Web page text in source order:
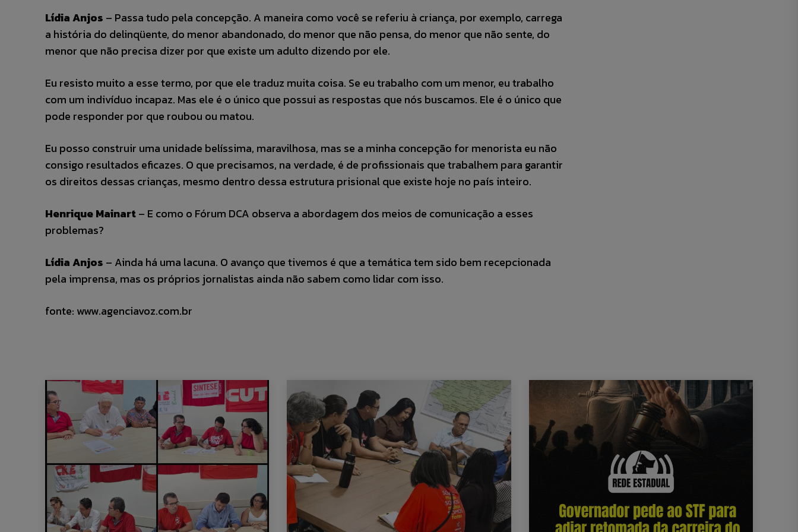
Lídia Anjos – Passa tudo pela concepção. A maneira como você se referiu à criança, por exemplo, carrega
a história do delinqüente, do menor abandonado, do menor que não pensa, do menor que não sente, do
menor que não precisa dizer por que existe um adulto dizendo por ele.
Eu resisto muito a esse termo, por que ele traduz muita coisa. Se eu trabalho com um menor, eu trabalho
com um indivíduo incapaz. Mas ele é o único que possui as respostas que nós buscamos. Ele é o único que
pode responder por que roubou ou matou.
Eu posso construir uma unidade belíssima, maravilhosa, mas se a minha concepção for menorista eu não
consigo resultados eficazes. O que precisamos, na verdade, é de profissionais que trabalhem para garantir
os direitos dessas crianças, mesmo dentro dessa estrutura prisional que existe hoje no país inteiro.
Henrique Mainart– E como o Fórum DCA observa a abordagem dos meios de comunicação a esses
problemas?
Lídia Anjos – Ainda há uma lacuna. O avanço que tivemos é que a temática tem sido bem recepcionada
pela imprensa, mas os próprios jornalistas ainda não sabem como lidar com isso.
fonte: www.agenciavoz.com.br